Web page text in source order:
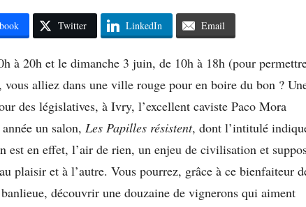
Twitter LinkedIn Email
à 20h et le dimanche 3 juin, de 10h à 18h (pour
vous alliez dans une ville rouge pour en boire du bon ?
des législatives, à Ivry, l’excellent caviste Paco Mora
un salon, Les Papilles résistent, dont l’intitulé
est en effet, l’air de rien, un enjeu de civilisation et
plaisir et à l’autre. Vous pourrez, grâce à ce bienfaiteur
découvrir une douzaine de vignerons qui aiment